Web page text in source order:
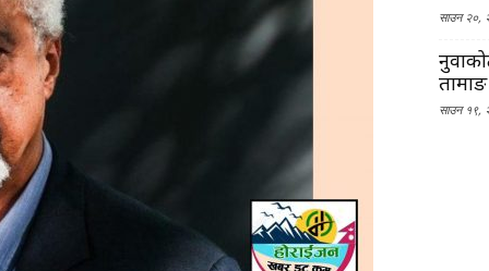
साउन २०,
साउन १९,